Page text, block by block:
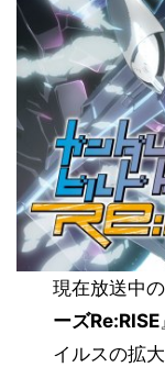
現在放送中
ーズRe:RISE
イルスの拡